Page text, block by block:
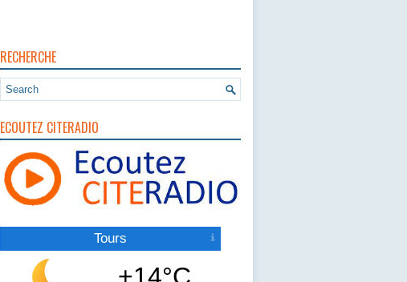
RECHERCHE
ECOUTEZ CITERADIO
Tours
+14°C